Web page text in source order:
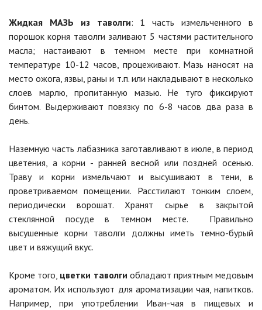
Жидкая МАЗЬ из таволги: 1 часть измельченного в
порошок корня таволги заливают 5 частями растительного
масла; настаивают в темном месте при комнатной
температуре 10-12 часов, процеживают. Мазь наносят на
место ожога, язвы, раны и т.п. или накладывают в несколько
слоев марлю, пропитанную мазью. Не туго фиксируют
бинтом. Выдерживают повязку по 6-8 часов два раза в
день.
Наземную часть лабазника заготавливают в июле, в период
цветения, а корни - ранней весной или поздней осенью.
Траву и корни измельчают и высушивают в тени, в
проветриваемом помещении. Расстилают тонким слоем,
периодически ворошат. Хранят сырье в закрытой
стеклянной посуде в темном месте. Правильно
высушенные корни таволги должны иметь темно-бурый
цвет и вяжущий вкус.
Кроме того, цветки таволги обладают приятным медовым
ароматом. Их используют для ароматизации чая, напитков.
Например, при употреблении Иван-чая в пищевых и